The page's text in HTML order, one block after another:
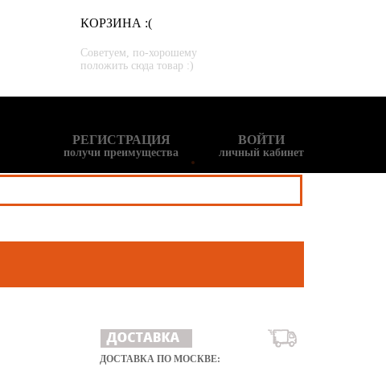
КОРЗИНА :(
Советуем, по-хорошему
положить сюда товар :)
РЕГИСТРАЦИЯ
получи преимущества
ВОЙТИ
личный кабинет
ДОСТАВКА ПО МОСКВЕ: